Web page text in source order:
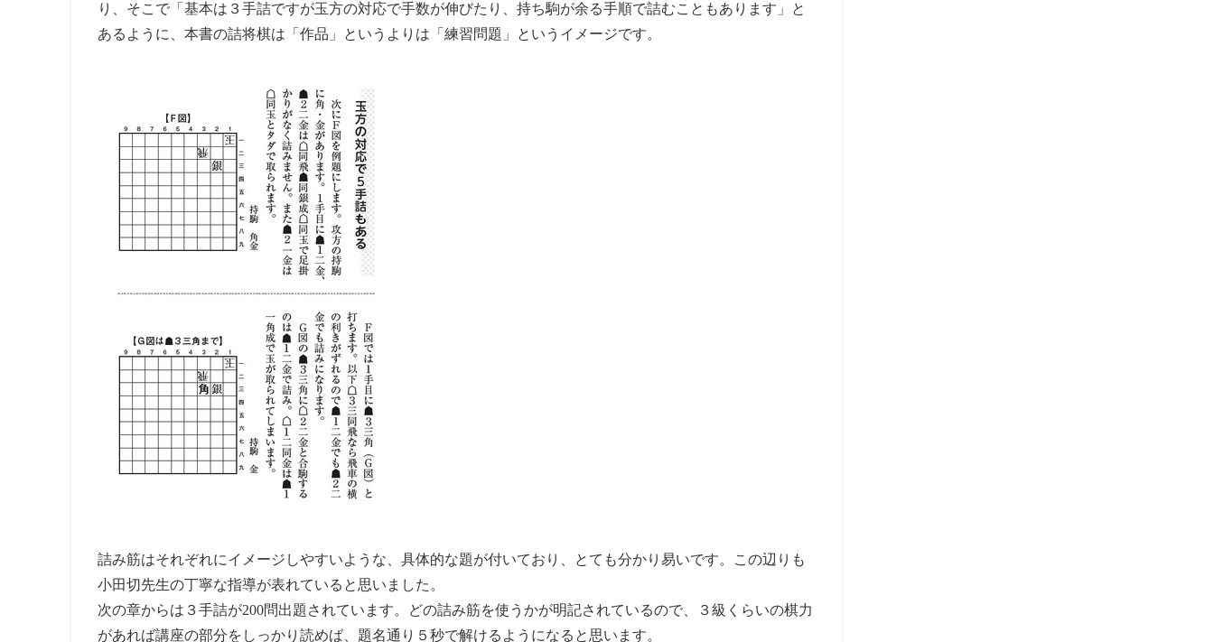
り、そこで「基本は３手詰ですが玉方の対応で手数が伸びたり、持ち駒が余る手順で詰むこともあります」と
あるように、本書の詰将棋は「作品」というよりは「練習問題」というイメージです。
詰み筋はそれぞれにイメージしやすいような、具体的な題が付いており、とても分かり易いです。この辺りも
小田切先生の丁寧な指導が表れていると思いました。
次の章からは３手詰が200問出題されています。どの詰み筋を使うかが明記されているので、３級くらいの棋力
があれば講座の部分をしっかり読めば、題名通り５秒で解けるようになると思います。